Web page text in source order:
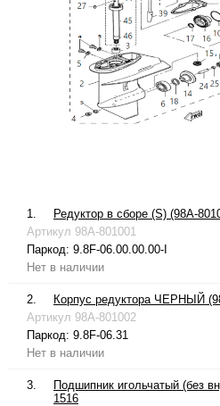
1.
Редуктор в сборе (S) (98A-
Артикул 98A-801001
Паркод: 9.8F-06.00.00.00-I
Нет в наличии
2.
Корпус редуктора ЧЕРНЫЙ
Артикул 98A-801002
Паркод: 9.8F-06.31
Нет в наличии
3.
Подшипник игольчатый (без
1516